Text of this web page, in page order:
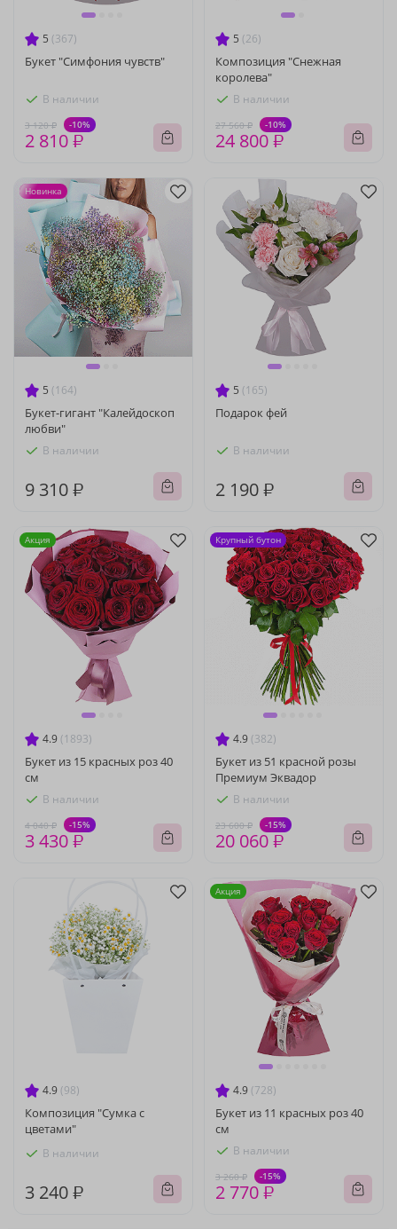
5 (367)
Букет "Симфония чувств"
В наличии
3 120 ₽ -10%
2 810 ₽
5 (26)
Композиция "Снежная
королева"
В наличии
27 560 ₽ -10%
24 800 ₽
5 (164)
Букет-гигант "Калейдоскоп
любви"
В наличии
9 310 ₽
Новинка
5 (165)
Подарок фей
В наличии
2 190 ₽
4.9 (1893)
Букет из 15 красных роз 40
см
В наличии
4 040 ₽ -15%
3 430 ₽
Акция
4.9 (382)
Букет из 51 красной розы
Премиум Эквадор
В наличии
23 600 ₽ -15%
20 060 ₽
Крупный бутон
4.9 (98)
Композиция "Сумка с
цветами"
В наличии
3 240 ₽
4.9 (728)
Букет из 11 красных роз 40
см
В наличии
3 260 ₽ -15%
2 770 ₽
Акция